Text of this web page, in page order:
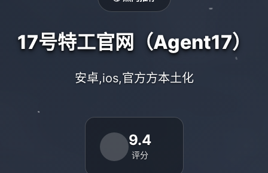
17号特工官网（Agent17）
安卓,ios,官方方本土化
9.4
评分